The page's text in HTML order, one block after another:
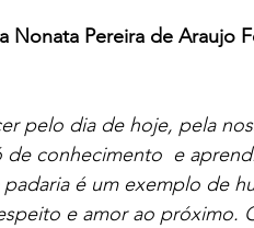
Nonata Pereira de Araujo
pelo dia de hoje, pela
conhecimento  e
padaria é um exemplo de
e amor ao próximo.